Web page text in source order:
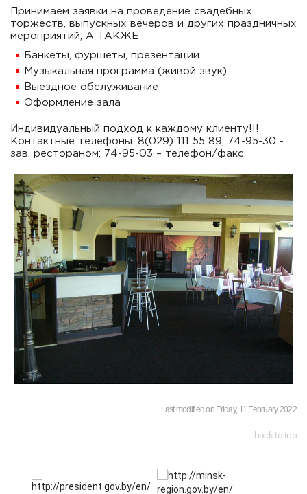
Принимаем заявки на проведение свадебных
торжеств, выпускных вечеров и других праздничных
мероприятий, А ТАКЖЕ
Банкеты, фуршеты, презентации
Музыкальная программа (живой звук)
Выездное обслуживание
Оформление зала
Индивидуальный подход к каждому клиенту!!!
Контактные телефоны: 8(029) 111 55 89; 74-95-30 -
зав. рестораном; 74-95-03 – телефон/факс.
Last modified on Friday, 11 February 2022
back to top